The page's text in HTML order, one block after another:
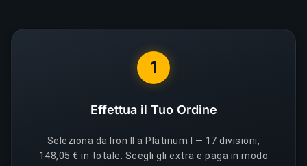
1
Effettua il Tuo Ordine
Seleziona da Iron II a Platinum I — 17 divisioni,
148,05 € in totale. Scegli gli extra e paga in modo